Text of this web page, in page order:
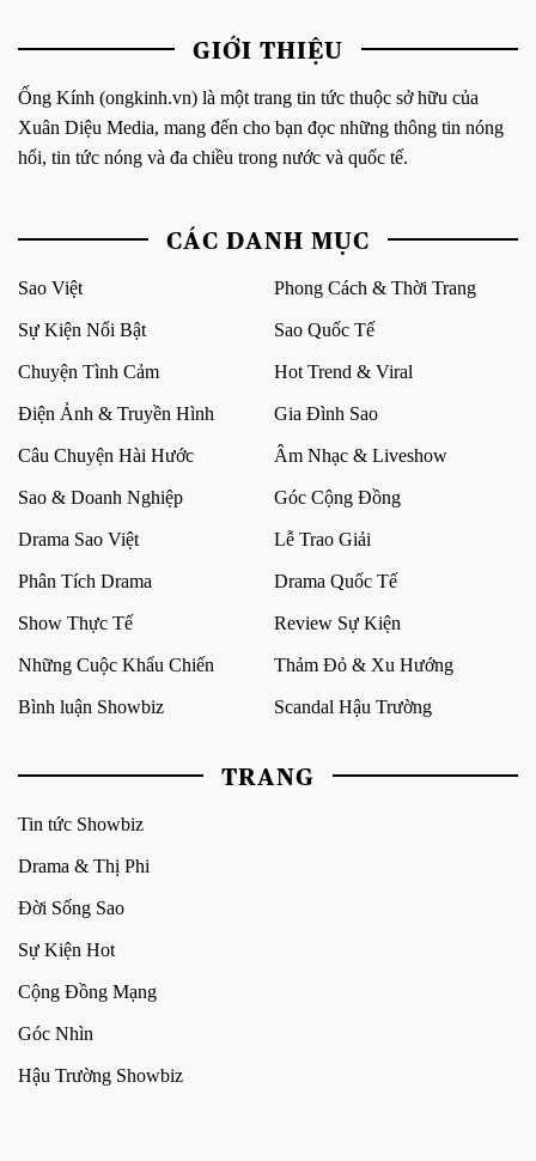
GIỚI THIỆU
Ống Kính (ongkinh.vn) là một trang tin tức thuộc sở hữu của
Xuân Diệu Media, mang đến cho bạn đọc những thông tin nóng
hổi, tin tức nóng và đa chiều trong nước và quốc tế.
CÁC DANH MỤC
Sao Việt Phong Cách & Thời Trang
Sự Kiện Nổi Bật Sao Quốc Tế
Chuyện Tình Cảm Hot Trend & Viral
Điện Ảnh & Truyền Hình Gia Đình Sao
Câu Chuyện Hài Hước Âm Nhạc & Liveshow
Sao & Doanh Nghiệp Góc Cộng Đồng
Drama Sao Việt Lễ Trao Giải
Phân Tích Drama Drama Quốc Tế
Show Thực Tế Review Sự Kiện
Những Cuộc Khẩu Chiến Thảm Đỏ & Xu Hướng
Bình luận Showbiz Scandal Hậu Trường
TRANG
Tin tức Showbiz
Drama & Thị Phi
Đời Sống Sao
Sự Kiện Hot
Cộng Đồng Mạng
Góc Nhìn
Hậu Trường Showbiz